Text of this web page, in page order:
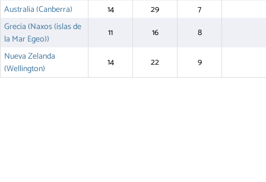
Australia (Canberra)
14 29
7
Grecia (Naxos (islas de
la Mar Egeo))
11 16
8
Nueva Zelanda
(Wellington)
14 22 9